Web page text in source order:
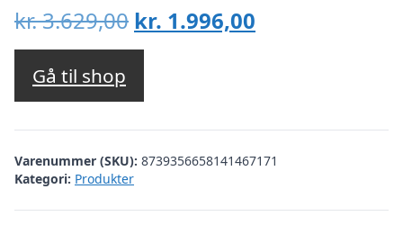
kr.3.629,00 Den
oprindelige
var:
kr. 3.629,00.
kr. 1.996,00
kr. 1.996,00.
Gå til shop
Varenummer (SKU): 8739356658141467171
Kategori: Produkter